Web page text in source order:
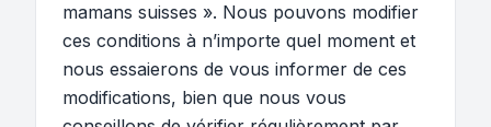
mamans suisses ». Nous pouvons modifier
ces conditions à n’importe quel moment et
nous essaierons de vous informer de ces
modifications, bien que nous vous